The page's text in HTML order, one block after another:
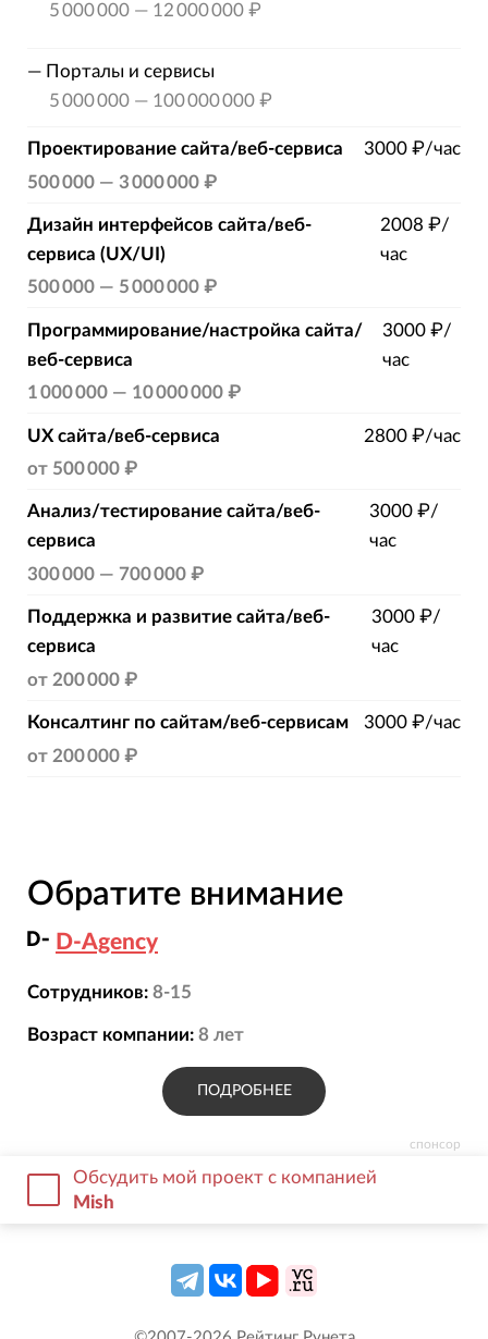
5 000 000— 12 000 000 ₽
— Порталы и сервисы
5 000 000— 100 000 000 ₽
Проектирование сайта/веб-сервиса
3000 ₽/час
500 000— 3 000 000 ₽
Дизайн интерфейсов сайта/веб-
сервиса (UX/UI)
2008 ₽/
час
500 000— 5 000 000 ₽
Программирование/настройка сайта/
веб-сервиса
3000 ₽/
час
1 000 000— 10 000 000 ₽
UX сайта/веб-сервиса
2800 ₽/час
от 500 000 ₽
Анализ/тестирование сайта/веб-
сервиса
3000 ₽/
час
300 000— 700 000 ₽
Поддержка и развитие сайта/веб-
сервиса
3000 ₽/
час
от 200 000 ₽
Консалтинг по сайтам/веб-сервисам
3000 ₽/час
от 200 000 ₽
спонсор
Обратите внимание
D-Agency
Сотрудников: 8-15
Возраст компании: 8 лет
ПОДРОБНЕЕ
Обсудить мой проект с компанией
Mish